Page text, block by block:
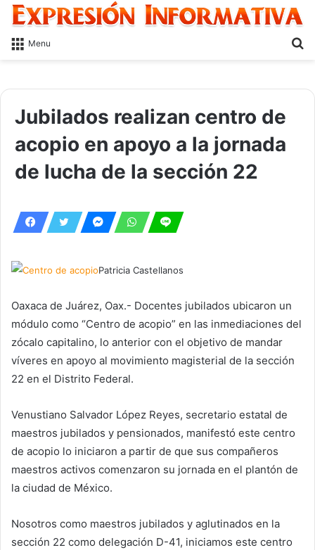
Menu
Jubilados realizan centro de
acopio en apoyo a la jornada
de lucha de la sección 22
Patricia Castellanos
Oaxaca de Juárez, Oax.- Docentes jubilados ubicaron un
módulo como “Centro de acopio” en las inmediaciones del
zócalo capitalino, lo anterior con el objetivo de mandar
víveres en apoyo al movimiento magisterial de la sección
22 en el Distrito Federal.
Venustiano Salvador López Reyes, secretario estatal de
maestros jubilados y pensionados, manifestó este centro
de acopio lo iniciaron a partir de que sus compañeros
maestros activos comenzaron su jornada en el plantón de
la ciudad de México.
Nosotros como maestros jubilados y aglutinados en la
sección 22 como delegación D-41, iniciamos este centro